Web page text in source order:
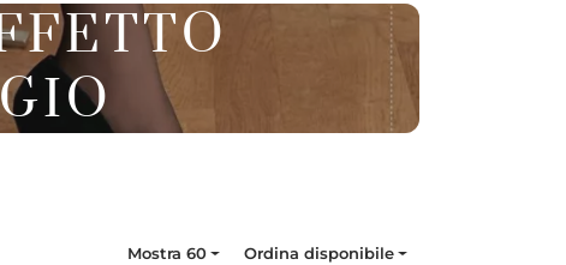
Mostra 60 Ordina disponibile